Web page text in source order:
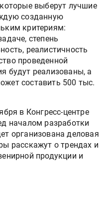
выберут лучшие
созданную
критериям:
степень
реалистичность
проведенной
будут реализованы, а
составить 500 тыс.
в Конгресс-центре
началом разработки
организована деловая
расскажут о трендах и
продукции и